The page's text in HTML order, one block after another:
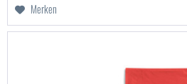
Merken